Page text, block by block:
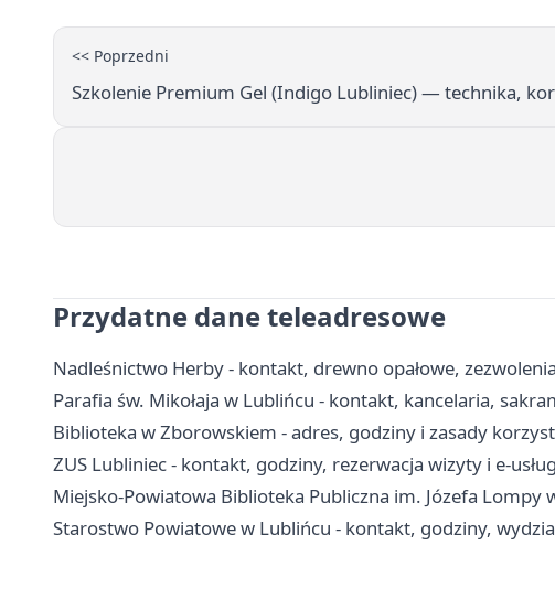
<< Poprzedni
Szkolenie Premium Gel (Indigo Lubliniec) — technika,
Przydatne dane teleadresowe
Nadleśnictwo Herby - kontakt, drewno opałowe,
Parafia św. Mikołaja w Lublińcu - kontakt, kancelaria,
Biblioteka w Zborowskiem - adres, godziny i zasady
ZUS Lubliniec - kontakt, godziny, rezerwacja wizyty i e-
Miejsko-Powiatowa Biblioteka Publiczna im. Józefa Lompy
Starostwo Powiatowe w Lublińcu - kontakt, godziny,